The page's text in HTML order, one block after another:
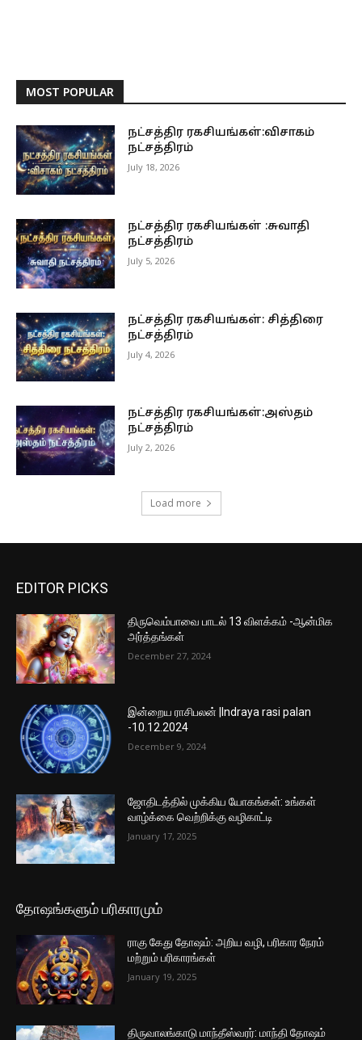
MOST POPULAR
நட்சத்திர ரகசியங்கள்:விசாகம்
நட்சத்திரம்
July 18, 2026
நட்சத்திர ரகசியங்கள் :சுவாதி
நட்சத்திரம்
July 5, 2026
நட்சத்திர ரகசியங்கள்: சித்திரை
நட்சத்திரம்
July 4, 2026
நட்சத்திர ரகசியங்கள்:அஸ்தம்
நட்சத்திரம்
July 2, 2026
Load more
EDITOR PICKS
திருவெம்பாவை பாடல் 13 விளக்கம் -ஆன்மிக
அர்த்தங்கள்
December 27, 2024
இன்றைய ராசிபலன் |Indraya rasi palan
-10.12.2024
December 9, 2024
ஜோதிடத்தில் முக்கிய யோகங்கள்: உங்கள்
வாழ்க்கை வெற்றிக்கு வழிகாட்டி
January 17, 2025
தோஷங்களும் பரிகாரமும்
ராகு கேது தோஷம்: அறிய வழி, பரிகார நேரம்
மற்றும் பரிகாரங்கள்
January 19, 2025
திருவாலங்காடு மாந்தீஸ்வரர்: மாந்தி தோஷம்